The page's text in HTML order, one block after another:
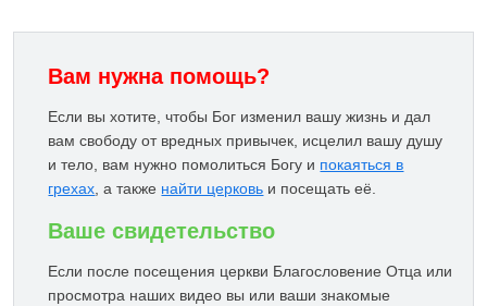
Вам нужна помощь?
Если вы хотите, чтобы Бог изменил вашу жизнь и дал
вам свободу от вредных привычек, исцелил вашу душу
и тело, вам нужно помолиться Богу и покаяться в
грехах , а также найти церковь и посещать её.
Ваше свидетельство
Если после посещения церкви Благословение Отца или
просмотра наших видео вы или ваши знакомые